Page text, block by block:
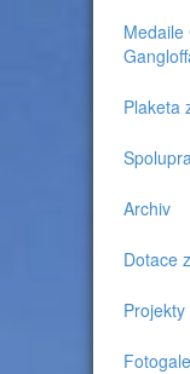
Medaile
Plaketa
Archiv
Dotace